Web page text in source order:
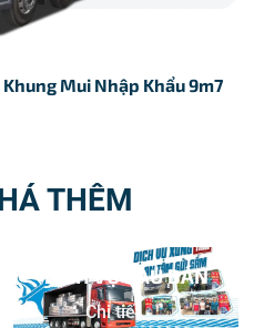
Mui Nhập Khẩu 9m7
THÊM
DỊCH VỤ SAU BÁN
Chi tiết